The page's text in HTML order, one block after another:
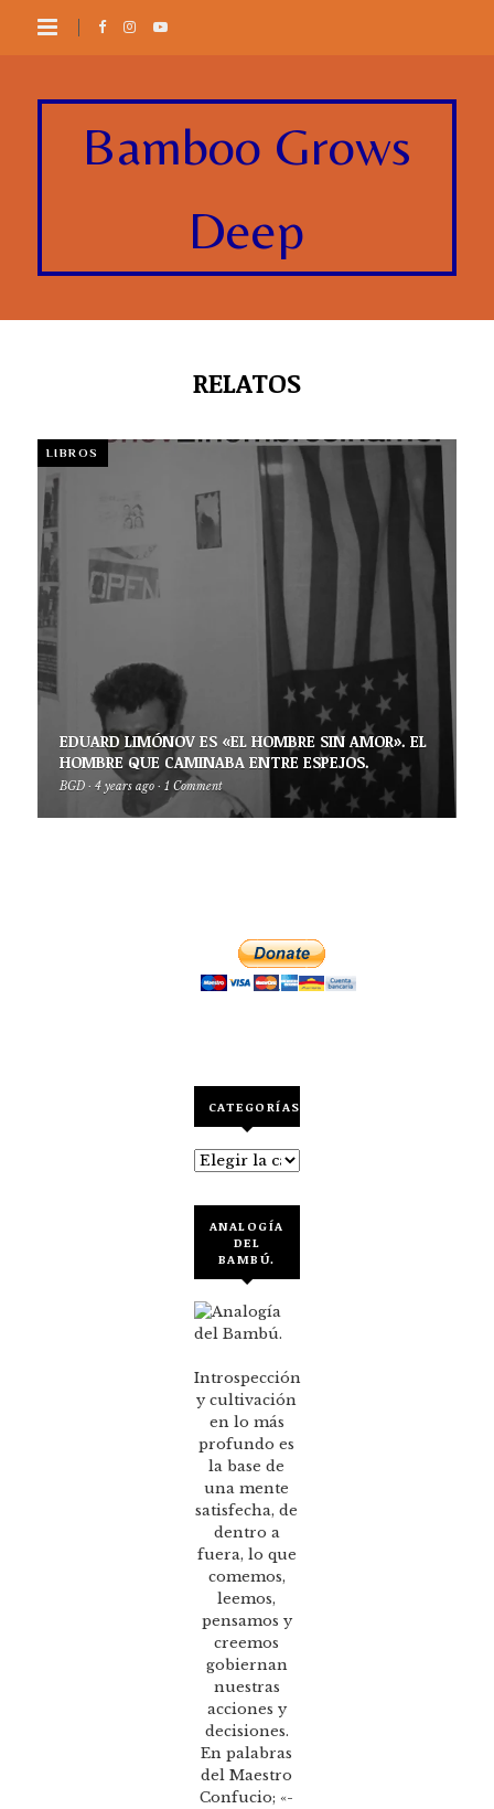
Bamboo Grows
Deep
RELATOS
LIBROS
EDUARD LIMÓNOV ES «EL HOMBRE SIN AMOR». EL
HOMBRE QUE CAMINABA ENTRE ESPEJOS.
BGD · 4 years ago · 1 Comment
CATEGORÍAS
Categorías
ANALOGÍA
DEL
BAMBÚ.
Introspección
y cultivación
en lo más
profundo es
la base de
una mente
satisfecha, de
dentro a
fuera, lo que
comemos,
leemos,
pensamos y
creemos
gobiernan
nuestras
acciones y
decisiones.
En palabras
del Maestro
Confucio; «-